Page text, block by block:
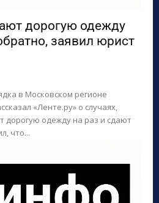
дорогую одежду
заявил юрист
в Московском регионе
«Ленте.ру» о случаях,
дорогую одежду на раз и сдают
что...